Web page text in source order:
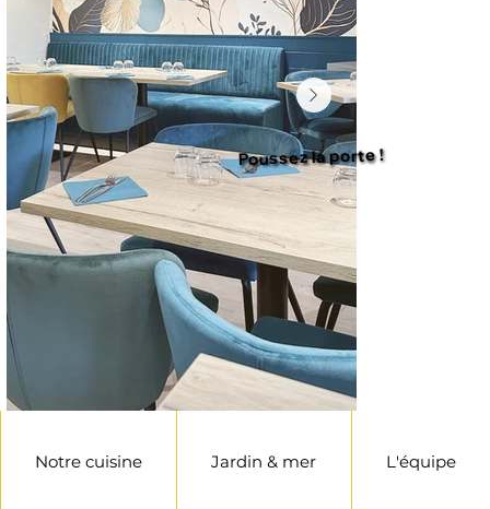
Poussez la porte !
Notre cuisine Jardin & mer L'équipe